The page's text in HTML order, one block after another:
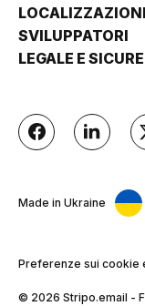
LOCALIZZAZIONI
SVILUPPATORI
LEGALE E
Made in Ukraine
Preferenze sui cookie
© 2026 Stripо.email -